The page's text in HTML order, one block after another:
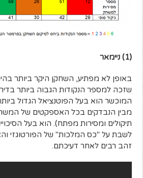
(1) ניימאר
באופן לא מפתיע, השחקן היקר ביותר
המוכשר הוא בעל הפוטנציאל הגדול
מבין הנבדקים בכל האספקטים של
תיקולים ומסירות מפתח). הוא בעל
לשבת על "כס המלכות" של הפורטוגזי
זהב רבים לאחר דעיכתם.